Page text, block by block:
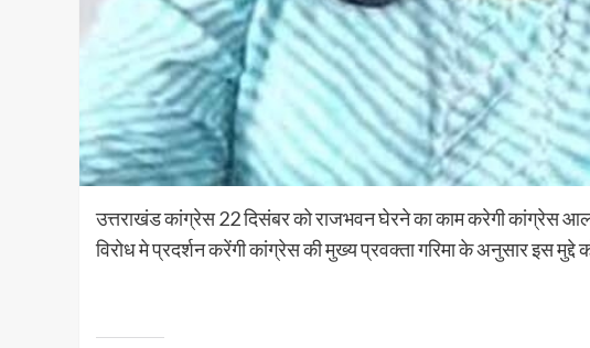
उत्तराखंड कांग्रेस 22 दिसंबर को राजभवन घेरने का काम करेगी कांग्रेस
विरोध मे प्रदर्शन करेंगी कांग्रेस की मुख्य प्रवक्ता गरिमा के अनुसार इस